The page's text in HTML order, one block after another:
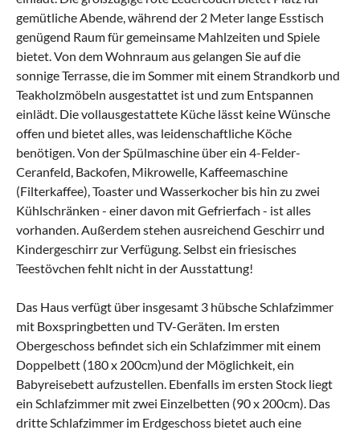
gemütliche Abende, während der 2 Meter lange Esstisch
genügend Raum für gemeinsame Mahlzeiten und Spiele
bietet. Von dem Wohnraum aus gelangen Sie auf die
sonnige Terrasse, die im Sommer mit einem Strandkorb und
Teakholzmöbeln ausgestattet ist und zum Entspannen
einlädt. Die vollausgestattete Küche lässt keine Wünsche
offen und bietet alles, was leidenschaftliche Köche
benötigen. Von der Spülmaschine über ein 4-Felder-
Ceranfeld, Backofen, Mikrowelle, Kaffeemaschine
(Filterkaffee), Toaster und Wasserkocher bis hin zu zwei
Kühlschränken - einer davon mit Gefrierfach - ist alles
vorhanden. Außerdem stehen ausreichend Geschirr und
Kindergeschirr zur Verfügung. Selbst ein friesisches
Teestövchen fehlt nicht in der Ausstattung!
Das Haus verfügt über insgesamt 3 hübsche Schlafzimmer
mit Boxspringbetten und TV-Geräten. Im ersten
Obergeschoss befindet sich ein Schlafzimmer mit einem
Doppelbett (180 x 200cm)und der Möglichkeit, ein
Babyreisebett aufzustellen. Ebenfalls im ersten Stock liegt
ein Schlafzimmer mit zwei Einzelbetten (90 x 200cm). Das
dritte Schlafzimmer im Erdgeschoss bietet auch eine